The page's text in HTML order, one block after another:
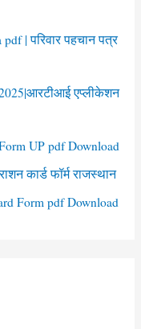
| परिवार पहचान पत्र
एप्लीकेशन
UP pdf Download
कार्ड फॉर्म राजस्थान
Form pdf Download